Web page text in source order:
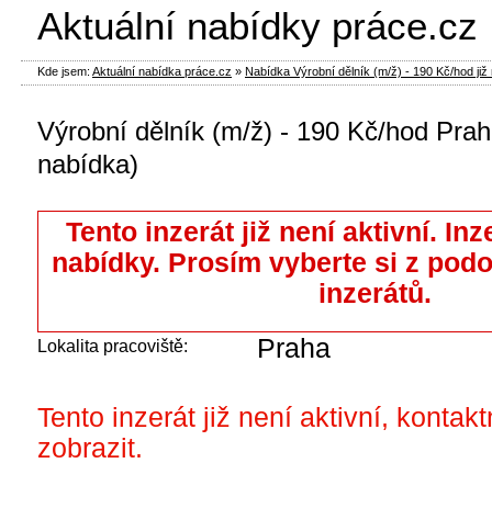
Výrobní dělník (m/ž) - 190 Kč/hod
nabídka)
Tento inzerát již není aktivní.
nabídky. Prosím vyberte si z
inzerátů.
Lokalita pracoviště: Praha
Tento inzerát již není aktivní,
zobrazit.
Aktuální nabídky práce.cz
Kde jsem: Aktuální nabídka práce.cz » Nabídka Výrobní dělník (m/ž) - 190 Kč/hod již